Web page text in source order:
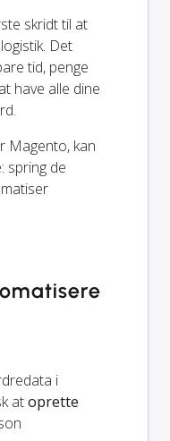
skridt til at
Det
tid, penge
have alle dine
Magento, kan
spring de
i
atoprette